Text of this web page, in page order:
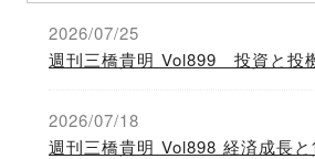
2026/07/25
週刊三橋貴明 Vol899 投資と投
2026/07/18
週刊三橋貴明 Vol898 経済成長と